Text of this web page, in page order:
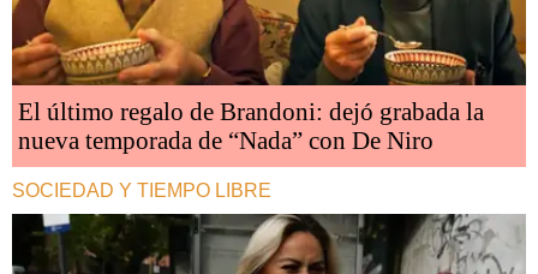
El último regalo de Brandoni: dejó grabada la
nueva temporada de “Nada” con De Niro
SOCIEDAD Y TIEMPO LIBRE